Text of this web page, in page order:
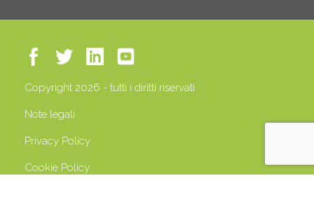
Copyright 2026 - tutti i diritti riservati
Note legali
Privacy Policy
Cookie Policy